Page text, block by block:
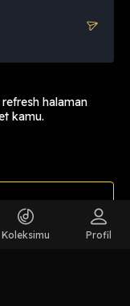
halaman
kamu.
Koleksimu Profil